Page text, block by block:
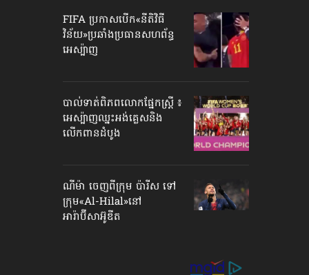
FIFA ប្រកាសបើក​«នីតិវិធី
វិន័យ»​ប្រឆាំងប្រធានសហព័ន្ធ​
អេស្ប៉ាញ
បាល់ទាត់​ពិភពលោក​ផ្នែកស្ត្រី ៖
អេស្ប៉ាញ​ឈ្នះអង់គ្លេស​និង
លើកពានដំបូង
ណីម៉ា ចេញ​ពីក្រុម ប៉ារីស ទៅ
ក្រុម​«Al-Hilal»​នៅ
អារ៉ាប៊ីសាអ៊ូឌីត